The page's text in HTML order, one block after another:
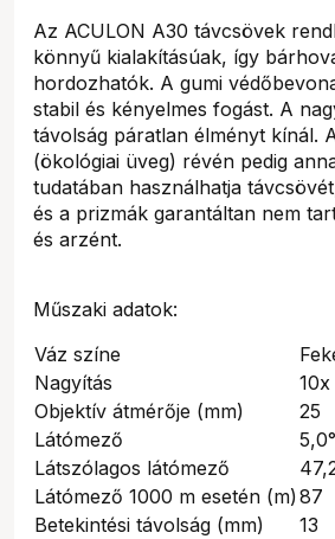
Az ACULON A30 távcsövek
könnyű kialakításúak, így
hordozhatók. A gumi
stabil és kényelmes fogást. A
távolság páratlan élményt kínál.
(ökológiai üveg) révén pedig
tudatában használhatja
és a prizmák garantáltan nem
és arzént.
Műszaki adatok:
Váz színe
Nagyítás
10x
Objektív átmérője (mm)
25
Látómező
5,0°
Látszólagos látómező
Látómező 1000 m esetén (m)87
Betekintési távolság (mm)
13